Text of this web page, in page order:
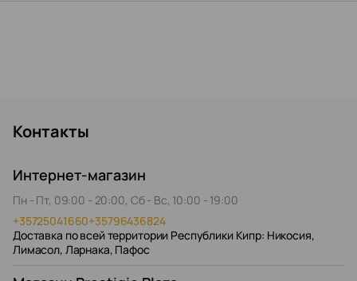
Контакты
Интернет-магазин
Пн - Пт, 09:00 - 20:00, Сб - Вс, 10:00 - 19:00
+35725041660+35796436824
Доставка по всей территории Республики Кипр: Никосия,
Лимасол, Ларнака, Пафос